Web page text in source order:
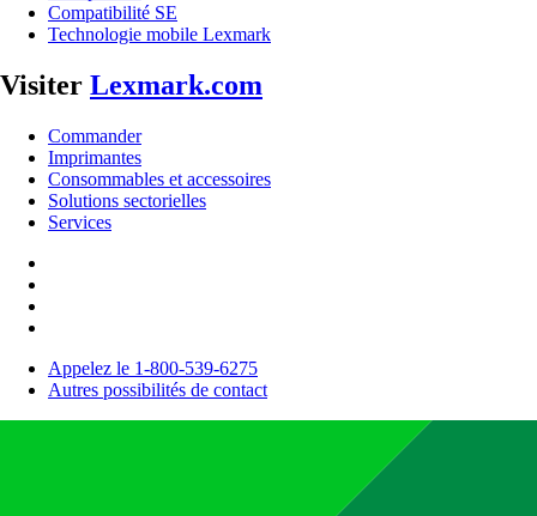
Compatibilité SE
Technologie mobile Lexmark
Visiter Lexmark.com
Commander
Imprimantes
Consommables et accessoires
Solutions sectorielles
Services
Appelez le 1-800-539-6275
Autres possibilités de contact